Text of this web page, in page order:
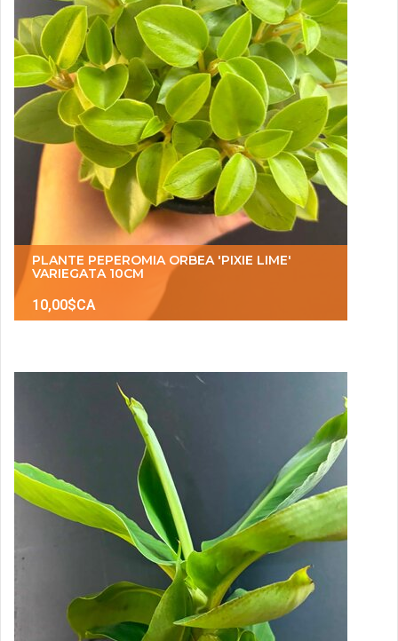
PLANTE PEPEROMIA ORBEA 'PIXIE LIME'
VARIEGATA 10CM
10,00$CA